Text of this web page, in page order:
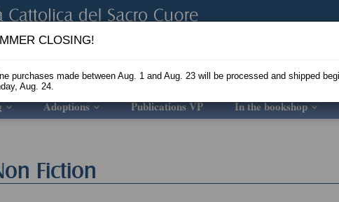
Adoptions Publications VP In the bookshop
Fiction
CLOSING!
purchases made between Aug. 1 and Aug. 23 will be processed and shipped
Aug. 24.